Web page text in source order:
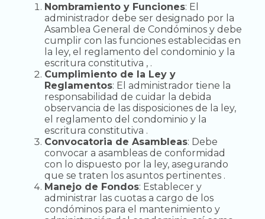
Nombramiento y Funciones: El
administrador debe ser designado por la
Asamblea General de Condóminos y debe
cumplir con las funciones establecidas en
la ley, el reglamento del condominio y la
escritura constitutiva , .
Cumplimiento de la Ley y
Reglamentos: El administrador tiene la
responsabilidad de cuidar la debida
observancia de las disposiciones de la ley,
el reglamento del condominio y la
escritura constitutiva .
Convocatoria de Asambleas: Debe
convocar a asambleas de conformidad
con lo dispuesto por la ley, asegurando
que se traten los asuntos pertinentes .
Manejo de Fondos: Establecer y
administrar las cuotas a cargo de los
condóminos para el mantenimiento y